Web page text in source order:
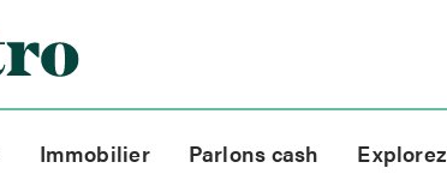
Immobilier Parlons cash Explorez